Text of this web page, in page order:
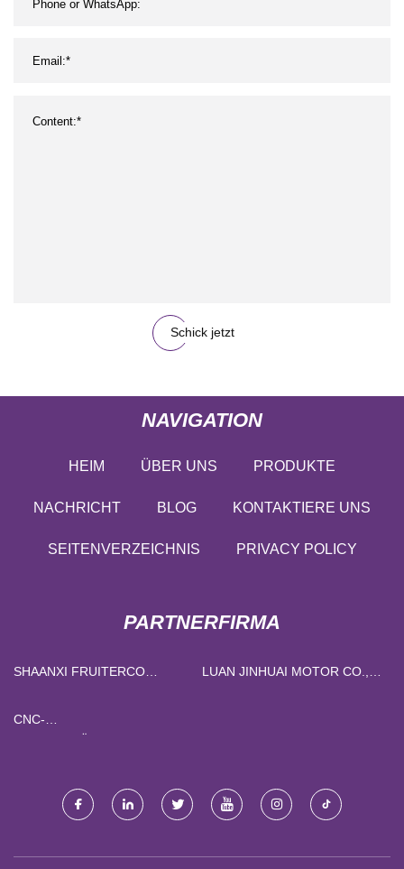
Schick jetzt
NAVIGATION
HEIM ÜBER UNS PRODUKTE
NACHRICHT BLOG KONTAKTIERE UNS
SEITENVERZEICHNIS PRIVACY POLICY
PARTNERFIRMA
SHAANXI FRUITERCO
LUAN JINHUAI MOTOR CO.,
CNC-